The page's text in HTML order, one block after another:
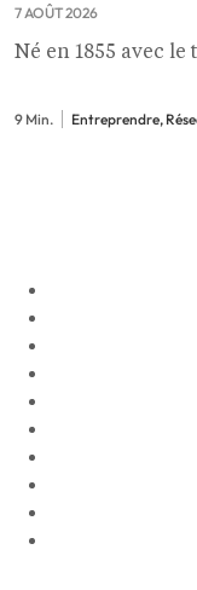
7 AOÛT 2026
Né en 1855 avec
9 Min. Entreprendre,